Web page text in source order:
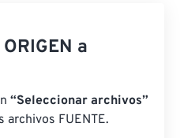
a
“Seleccionar archivos”
archivos FUENTE.